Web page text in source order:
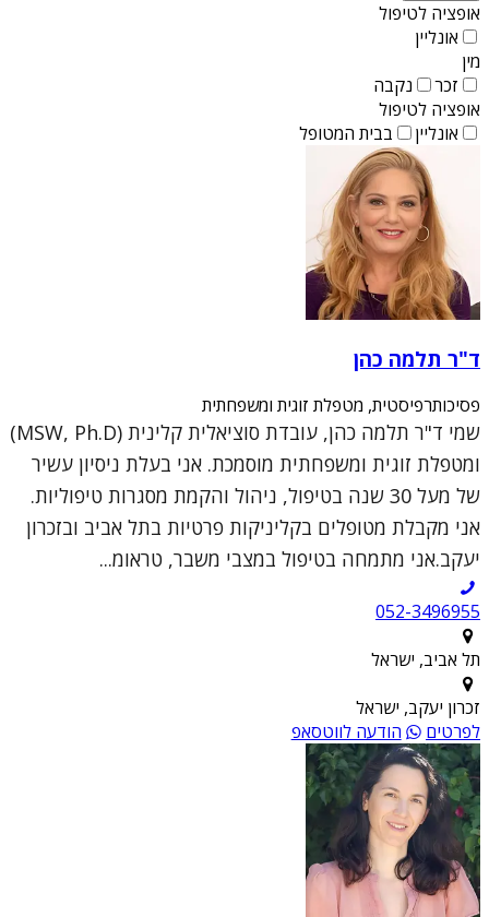
אופציה לטיפול
אונליין
מין
זכר
נקבה
אופציה לטיפול
אונליין
בבית המטופל
ד"ר תלמה כהן
פסיכותרפיסטית, מטפלת זוגית ומשפחתית
שמי ד"ר תלמה כהן, עובדת סוציאלית קלינית (MSW, Ph.D)
ומטפלת זוגית ומשפחתית מוסמכת. אני בעלת ניסיון עשיר
של מעל 30 שנה בטיפול, ניהול והקמת מסגרות טיפוליות.
אני מקבלת מטופלים בקליניקות פרטיות בתל אביב ובזכרון
יעקב.אני מתמחה בטיפול במצבי משבר, טראומ...
052-3496955
תל אביב, ישראל
זכרון יעקב, ישראל
לפרטים
הודעה לווטסאפ